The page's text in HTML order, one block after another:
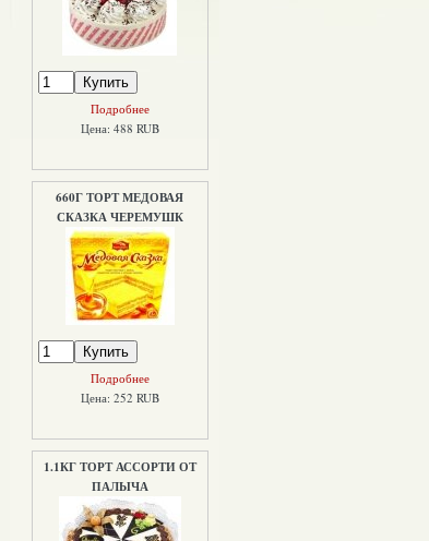
Подробнее
Цена: 488 RUB
660Г ТОРТ МЕДОВАЯ
СКАЗКА ЧЕРЕМУШК
Подробнее
Цена: 252 RUB
1.1КГ ТОРТ АССОРТИ ОТ
ПАЛЫЧА